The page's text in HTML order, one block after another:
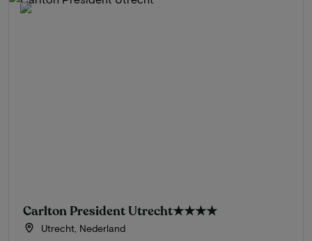
Carlton President Utrecht★★★★
Utrecht, Nederland